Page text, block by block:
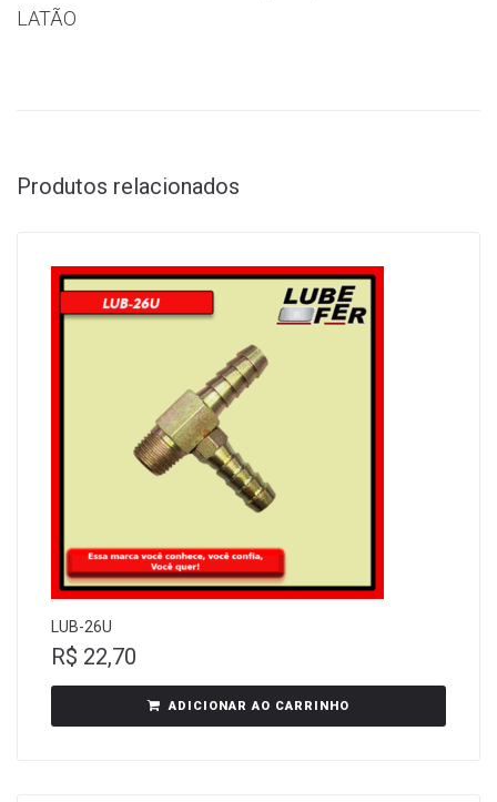
LATÃO
Produtos relacionados
LUB-26U
R$ 22,70
ADICIONAR AO CARRINHO